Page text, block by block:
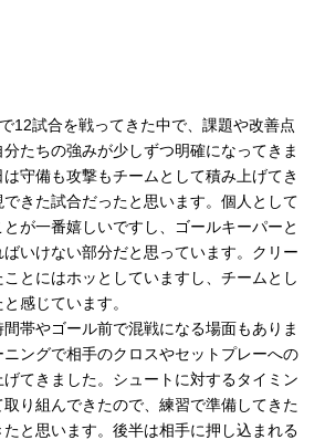
12試合を戦ってきた中で、課題や改善点
たちの強みが少しずつ明確になってきま
守備も攻撃もチームとして積み上げてき
きた試合だったと思います。個人として
が一番嬉しいですし、ゴールキーパーと
いけない部分だと思っています。クリー
とにはホッとしていますし、チームとし
感じています。
帯やゴール前で混戦になる場面もありま
ニングで相手のクロスやセットプレーへの
てきました。シュートに対するタイミン
り組んできたので、練習で準備してきた
と思います。後半は相手に押し込まれる